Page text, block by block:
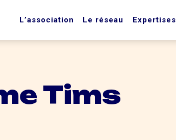
L’association Le réseau Expertises
Tims